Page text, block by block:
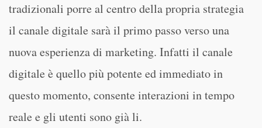
tradizionali porre al centro della propria strategia
il canale digitale sarà il primo passo verso una
nuova esperienza di marketing. Infatti il canale
digitale è quello più potente ed immediato in
questo momento, consente interazioni in tempo
reale e gli utenti sono già li.